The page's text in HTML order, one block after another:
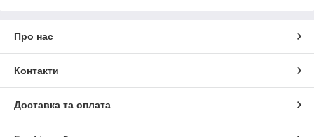
Про нас
Контакти
Доставка та оплата